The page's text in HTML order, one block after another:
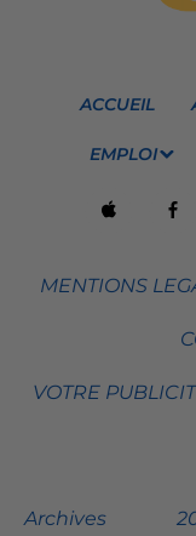
ACCUEIL
EMPLOI
MENTIONS
VOTRE
Archives